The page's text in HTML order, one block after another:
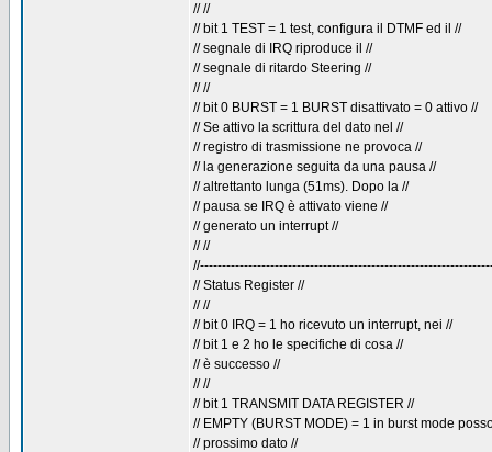
// //
// bit 1 TEST = 1 test, configura il DTMF ed il //
// segnale di IRQ riproduce il //
// segnale di ritardo Steering //
// //
// bit 0 BURST = 1 BURST disattivato = 0 attivo //
// Se attivo la scrittura del dato nel //
// registro di trasmissione ne provoca //
// la generazione seguita da una pausa //
// altrettanto lunga (51ms). Dopo la //
// pausa se IRQ è attivato viene //
// generato un interrupt //
// //
// Status Register //
// //
// bit 0 IRQ = 1 ho ricevuto un interrupt, nei //
// bit 1 e 2 ho le specifiche di cosa //
// è successo //
// //
// bit 1 TRANSMIT DATA REGISTER //
// EMPTY (BURST MODE) = 1 in burst mode
// prossimo dato //